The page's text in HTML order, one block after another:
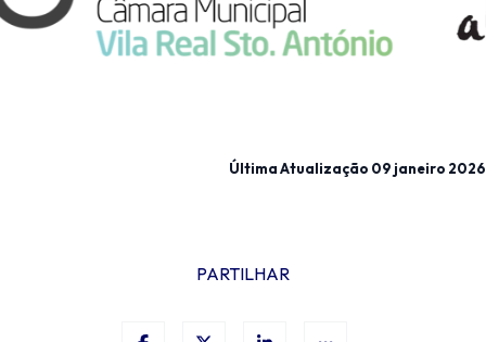
Última Atualização 09 janeiro 2026
PARTILHAR